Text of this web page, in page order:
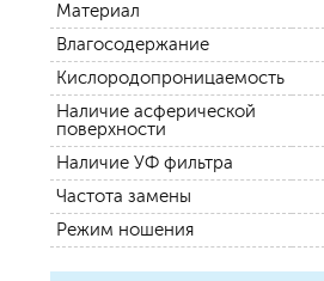
Материал
Влагосодержание
Кислородопроницаемость
Наличие асферической
поверхности
Наличие УФ фильтра
Частота замены
Режим ношения